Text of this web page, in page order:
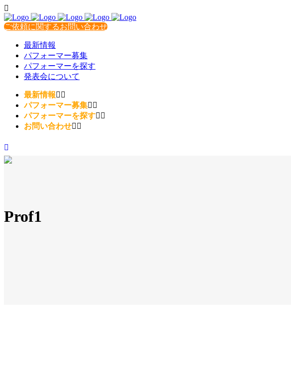
ご依頼に関するお問い合わせ
最新情報
パフォーマー募集
パフォーマーを探す
発表会について
最新情報
パフォーマー募集
パフォーマーを探す
お問い合わせ
Prof1